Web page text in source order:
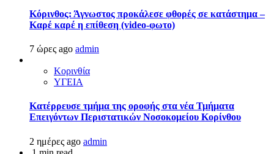
Κόρινθος: Άγνωστος προκάλεσε φθορές σε κατάστημα –
Καρέ καρέ η επίθεση (video-φωτο)
7 ώρες ago admin
Κορινθία
ΥΓΕΙΑ
Kατέρρευσε τμήμα της οροφής στα νέα Τμήματα
Επειγόντων Περιστατικών Νοσοκομείου Κορίνθου
2 ημέρες ago admin